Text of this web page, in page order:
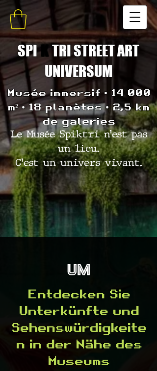
SPI KTRI STREET ART
UNIVERSUM
Musée immersif • 14 000
m² • 18 planètes • 2,5 km
de galeries
Le Musée Spiktri n’est pas
un lieu.
C’est un univers vivant.
Um
Entdecken Sie
Unterkünfte und
Sehenswürdigkeite
n in der Nähe des
Museums